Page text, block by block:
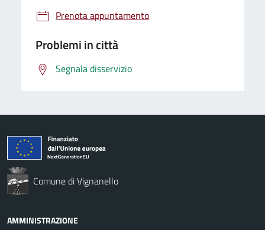
Prenota appuntamento
Problemi in città
Segnala disservizio
Comune di Vignanello
AMMINISTRAZIONE